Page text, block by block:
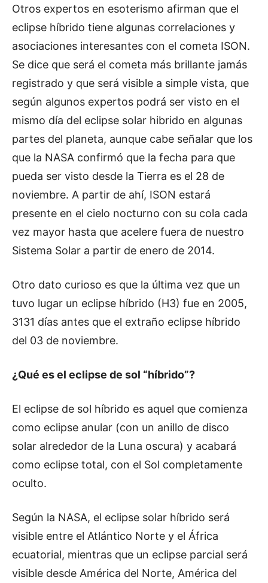
Otros expertos en esoterismo afirman que el
eclipse híbrido tiene algunas correlaciones y
asociaciones interesantes con el cometa ISON.
Se dice que será el cometa más brillante jamás
registrado y que será visible a simple vista, que
según algunos expertos podrá ser visto en el
mismo día del eclipse solar hibrido en algunas
partes del planeta, aunque cabe señalar que los
que la NASA confirmó que la fecha para que
pueda ser visto desde la Tierra es el 28 de
noviembre. A partir de ahí, ISON estará
presente en el cielo nocturno con su cola cada
vez mayor hasta que acelere fuera de nuestro
Sistema Solar a partir de enero de 2014.
Otro dato curioso es que la última vez que un
tuvo lugar un eclipse híbrido (H3) fue en 2005,
3131 días antes que el extraño eclipse híbrido
del 03 de noviembre.
¿Qué es el eclipse de sol “híbrido”?
El eclipse de sol híbrido es aquel que comienza
como eclipse anular (con un anillo de disco
solar alrededor de la Luna oscura) y acabará
como eclipse total, con el Sol completamente
oculto.
Según la NASA, el eclipse solar híbrido será
visible entre el Atlántico Norte y el África
ecuatorial, mientras que un eclipse parcial será
visible desde América del Norte, América del